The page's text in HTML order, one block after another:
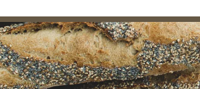
Ons verhaal
Onze waarden